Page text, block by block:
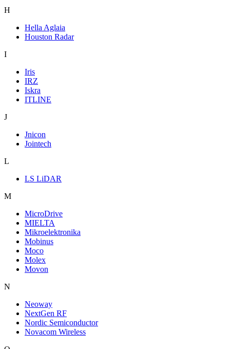
H
Hella Aglaia
Houston Radar
I
Iris
IRZ
Iskra
ITLINE
J
Jnicon
Jointech
L
LS LiDAR
M
MicroDrive
MIELTA
Mikroelektronika
Mobinus
Moco
Molex
Movon
N
Neoway
NextGen RF
Nordic Semiconductor
Novacom Wireless